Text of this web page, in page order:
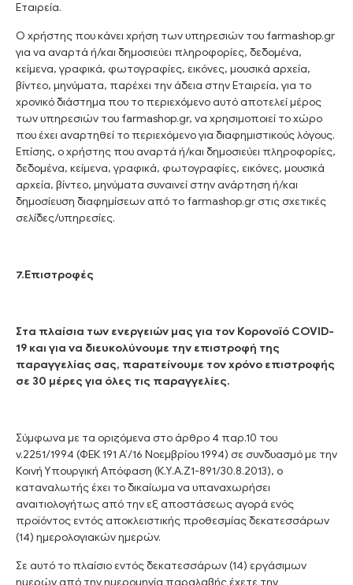
Εταιρεία.
Ο χρήστης που κάνει χρήση των υπηρεσιών του farmashop.gr
για να αναρτά ή/και δημοσιεύει πληροφορίες, δεδομένα,
κείμενα, γραφικά, φωτογραφίες, εικόνες, μουσικά αρχεία,
βίντεο, μηνύματα, παρέχει την άδεια στην Εταιρεία, για το
χρονικό διάστημα που το περιεχόμενο αυτό αποτελεί μέρος
των υπηρεσιών του farmashop.gr, να χρησιμοποιεί το χώρο
που έχει αναρτηθεί το περιεχόμενο για διαφημιστικούς λόγους.
Επίσης, ο χρήστης που αναρτά ή/και δημοσιεύει πληροφορίες,
δεδομένα, κείμενα, γραφικά, φωτογραφίες, εικόνες, μουσικά
αρχεία, βίντεο, μηνύματα συναινεί στην ανάρτηση ή/και
δημοσίευση διαφημίσεων από το farmashop.gr στις σχετικές
σελίδες/υπηρεσίες.
7.Επιστροφές
Στα πλαίσια των ενεργειών μας για τον Κορονοϊό COVID-
19 και για να διευκολύνουμε την επιστροφή της
παραγγελίας σας, παρατείνουμε τον χρόνο επιστροφής
σε 30 μέρες για όλες τις παραγγελίες.
Σύμφωνα με τα οριζόμενα στο άρθρο 4 παρ.10 του
ν.2251/1994 (ΦΕΚ 191 Α’/16 Νοεμβρίου 1994) σε συνδυασμό με την
Κοινή Υπουργική Απόφαση (Κ.Υ.Α.Ζ1-891/30.8.2013), ο
καταναλωτής έχει το δικαίωμα να υπαναχωρήσει
αναιτιολογήτως από την εξ αποστάσεως αγορά ενός
προϊόντος εντός αποκλειστικής προθεσμίας δεκατεσσάρων
(14) ημερολογιακών ημερών.
Σε αυτό το πλαίσιο εντός δεκατεσσάρων (14) εργάσιμων
ημερών από την ημερομηνία παραλαβής έχετε την